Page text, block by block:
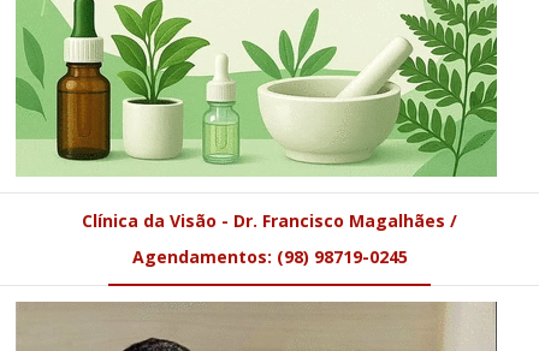
Clínica da Visão - Dr. Francisco Magalhães /
Agendamentos: (98) 98719-0245